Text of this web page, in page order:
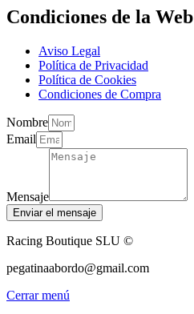
Condiciones de la Web
Aviso Legal
Política de Privacidad
Política de Cookies
Condiciones de Compra
Nombre
Email
Mensaje
Enviar el mensaje
Racing Boutique SLU ©
pegatinaabordo@gmail.com
Cerrar menú